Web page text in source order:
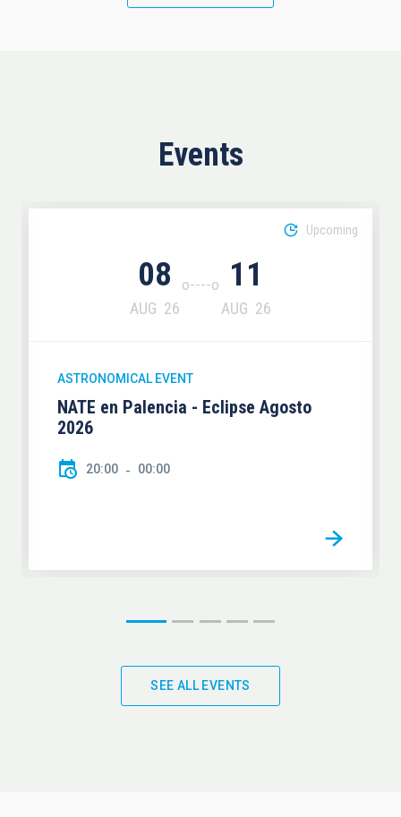
Events
08
AUG 26
11
AUG 26
Upcoming
ASTRONOMICAL EVENT
NATE en Palencia - Eclipse Agosto
2026
20:00 00:00
SEE ALL EVENTS